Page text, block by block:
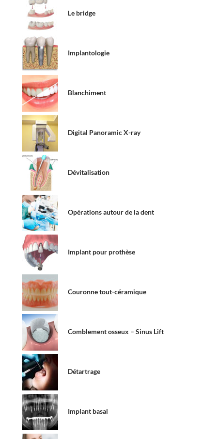
Le bridge
Implantologie
Blanchiment
Digital Panoramic X-ray
Dévitalisation
Opérations autour de la dent
Implant pour prothèse
Couronne tout-céramique
Comblement osseux – Sinus Lift
Détartrage
Implant basal